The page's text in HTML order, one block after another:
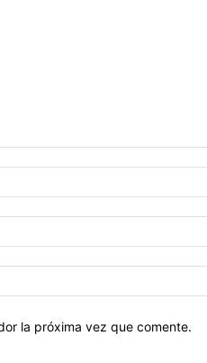
la próxima vez que comente.